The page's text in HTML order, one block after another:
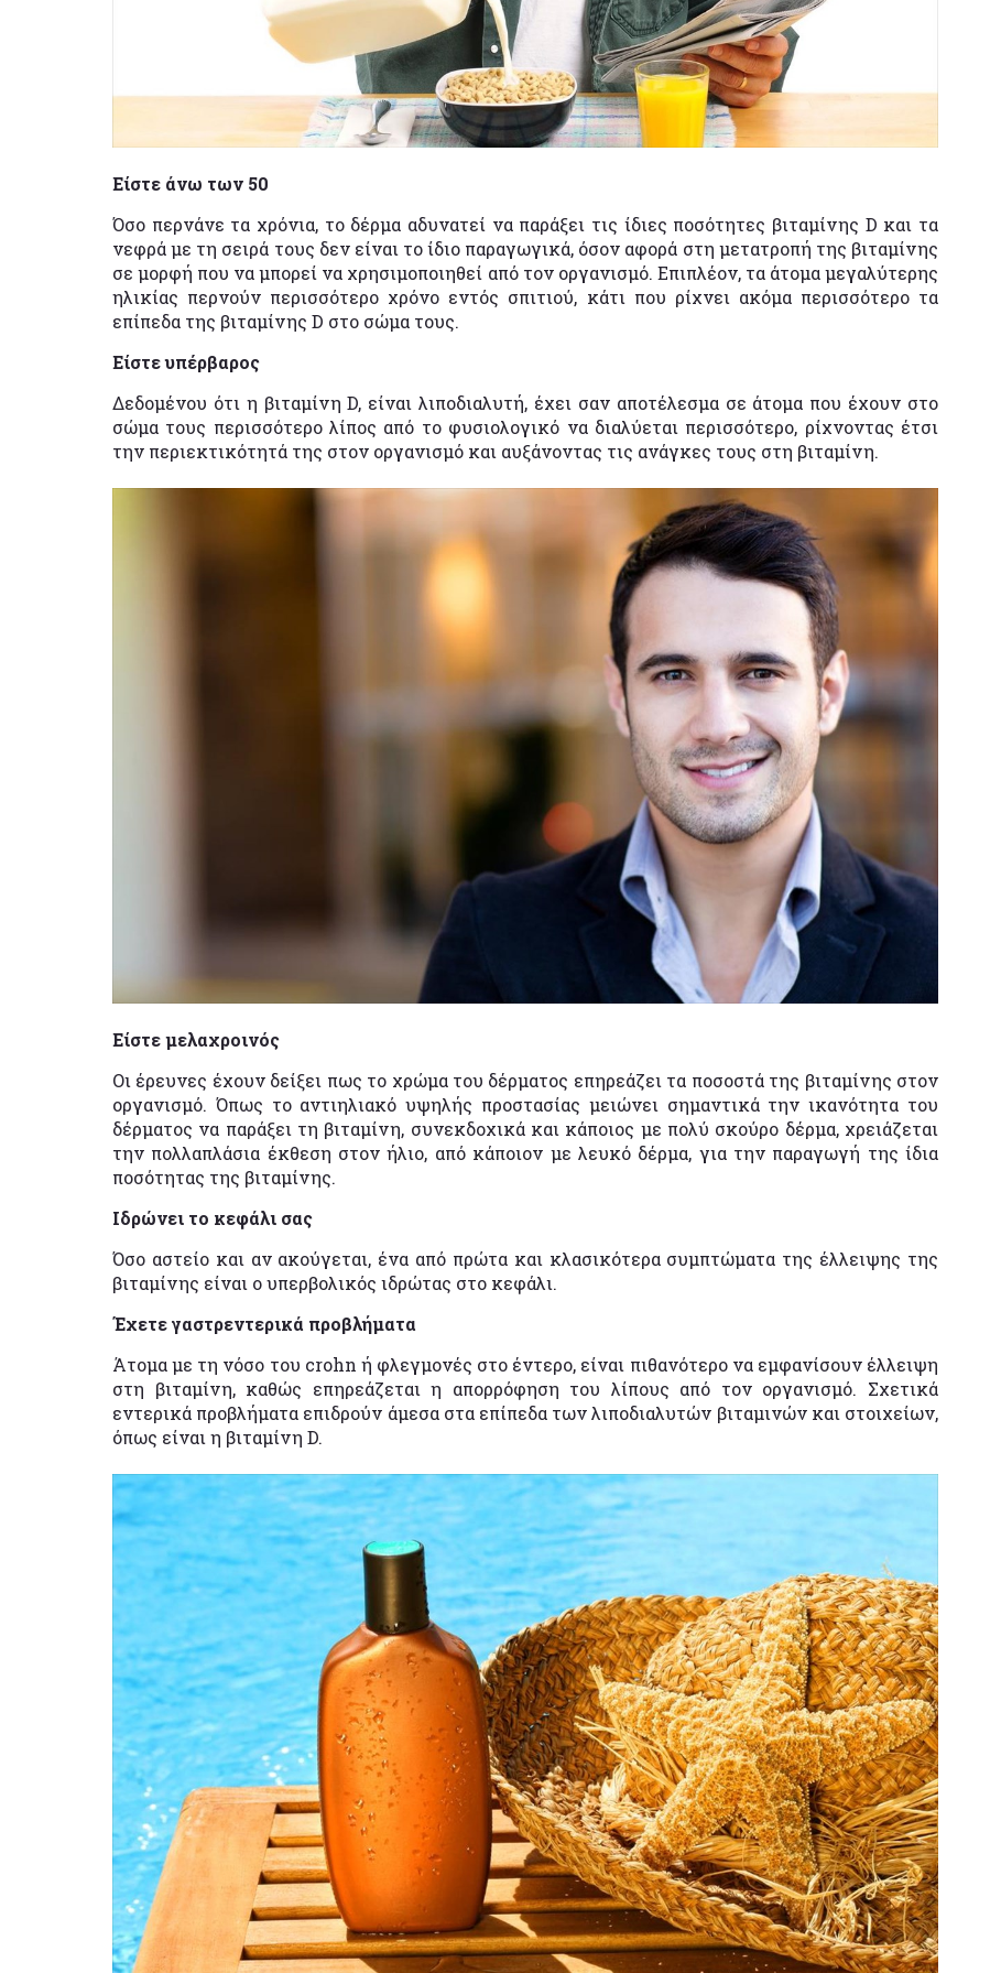
Είστε άνω των 50
Όσο περνάνε τα χρόνια, το δέρμα αδυνατεί να παράξει τις ίδιες ποσότητες βιταμίνης D και τα
νεφρά με τη σειρά τους δεν είναι το ίδιο παραγωγικά, όσον αφορά στη μετατροπή της βιταμίνης
σε μορφή που να μπορεί να χρησιμοποιηθεί από τον οργανισμό. Επιπλέον, τα άτομα μεγαλύτερης
ηλικίας περνούν περισσότερο χρόνο εντός σπιτιού, κάτι που ρίχνει ακόμα περισσότερο τα
επίπεδα της βιταμίνης D στο σώμα τους.
Είστε υπέρβαρος
Δεδομένου ότι η βιταμίνη D, είναι λιποδιαλυτή, έχει σαν αποτέλεσμα σε άτομα που έχουν στο
σώμα τους περισσότερο λίπος από το φυσιολογικό να διαλύεται περισσότερο, ρίχνοντας έτσι
την περιεκτικότητά της στον οργανισμό και αυξάνοντας τις ανάγκες τους στη βιταμίνη.
Είστε μελαχροινός
Οι έρευνες έχουν δείξει πως το χρώμα του δέρματος επηρεάζει τα ποσοστά της βιταμίνης στον
οργανισμό. Όπως το αντιηλιακό υψηλής προστασίας μειώνει σημαντικά την ικανότητα του
δέρματος να παράξει τη βιταμίνη, συνεκδοχικά και κάποιος με πολύ σκούρο δέρμα, χρειάζεται
την πολλαπλάσια έκθεση στον ήλιο, από κάποιον με λευκό δέρμα, για την παραγωγή της ίδια
ποσότητας της βιταμίνης.
Ιδρώνει το κεφάλι σας
Όσο αστείο και αν ακούγεται, ένα από πρώτα και κλασικότερα συμπτώματα της έλλειψης της
βιταμίνης είναι ο υπερβολικός ιδρώτας στο κεφάλι.
Έχετε γαστρεντερικά προβλήματα
Άτομα με τη νόσο του crohn ή φλεγμονές στο έντερο, είναι πιθανότερο να εμφανίσουν έλλειψη
στη βιταμίνη, καθώς επηρεάζεται η απορρόφηση του λίπους από τον οργανισμό. Σχετικά
εντερικά προβλήματα επιδρούν άμεσα στα επίπεδα των λιποδιαλυτών βιταμινών και στοιχείων,
όπως είναι η βιταμίνη D.